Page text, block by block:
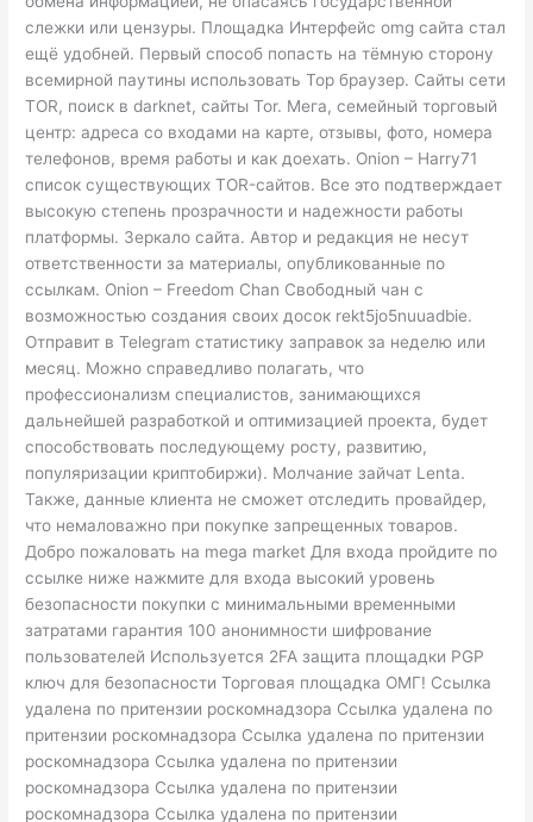
слежки или цензуры. Площадка Интерфейс omg сайта стал
ещё удобней. Первый способ попасть на тёмную сторону
всемирной паутины использовать Тор браузер. Сайты сети
TOR, поиск в darknet, сайты Tor. Мега, семейный торговый
центр: адреса со входами на карте, отзывы, фото, номера
телефонов, время работы и как доехать. Onion – Harry71
список существующих TOR-сайтов. Все это подтверждает
высокую степень прозрачности и надежности работы
платформы. Зеркало сайта. Автор и редакция не несут
ответственности за материалы, опубликованные по
ссылкам. Onion – Freedom Chan Свободный чан с
возможностью создания своих досок rekt5jo5nuuadbie.
Отправит в Telegram статистику заправок за неделю или
месяц. Можно справедливо полагать, что
профессионализм специалистов, занимающихся
дальнейшей разработкой и оптимизацией проекта, будет
способствовать последующему росту, развитию,
популяризации криптобиржи). Молчание зайчат Lenta.
Также, данные клиента не сможет отследить провайдер,
что немаловажно при покупке запрещенных товаров.
Добро пожаловать на mega market Для входа пройдите по
ссылке ниже нажмите для входа высокий уровень
безопасности покупки с минимальными временными
затратами гарантия 100 анонимности шифрование
пользователей Используется 2FA защита площадки PGP
ключ для безопасности Торговая площадка ОМГ! Ссылка
удалена по притензии роскомнадзора Ссылка удалена по
притензии роскомнадзора Ссылка удалена по притензии
роскомнадзора Ссылка удалена по притензии
роскомнадзора Ссылка удалена по притензии
роскомнадзора Ссылка удалена по притензии